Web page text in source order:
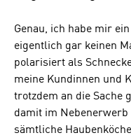
Genau, ich habe mir
eigentlich gar keinen
polarisiert als
meine Kundinnen und
trotzdem an die Sache
damit im Nebenerwerb
sämtliche